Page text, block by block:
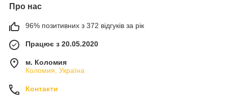
Про нас
96% позитивних з 372 відгуків за рік
Працює з 20.05.2020
м. Коломия
Коломия, Україна
Контакти